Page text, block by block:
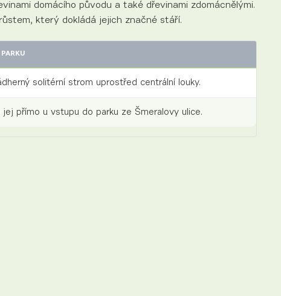
domácího původu a také dřevinami zdomácnělými.
který dokládá jejich značné stáří.
solitérní strom uprostřed centrální louky.
jej přímo u vstupu do parku ze Šmeralovy ulice.